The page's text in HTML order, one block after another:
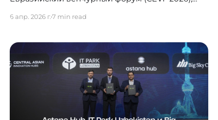
инвесторов, предпринимателей,
технологических компаний из Центральной
Азии, Европы, США, Юго-Восточной Азии и
стран MENA. Форум впервые проводится в
Узбекистане и отражает стремительный рост
технологической экосистемы страны и
усиливающуюся роль региона на венчурной
6 апр. 2026 г.7 min read